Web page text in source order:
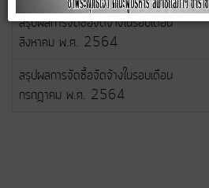
สรุปผลการจัดซื้อจัดจ้างในรอบเดือน
สิงหาคม พ.ศ. 2564
สรุปผลการจัดซื้อจัดจ้างในรอบเดือน
กรกฎาคม พ.ศ. 2564